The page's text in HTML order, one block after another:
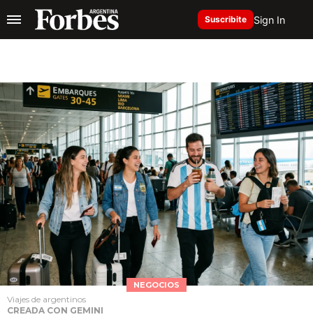
Suscribite Sign In
NEGOCIOS
Viajes de argentinos
CREADA CON GEMINI